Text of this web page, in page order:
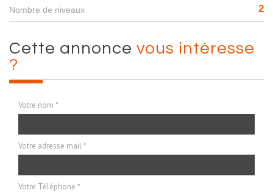
Nombre de niveaux 2
cette annonce vous intéresse
?
Votre nom *
Votre adresse mail *
Votre Téléphone *